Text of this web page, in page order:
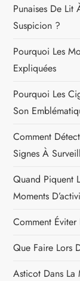
Punaises De Lit
Suspicion ?
Pourquoi Les
Expliquées
Pourquoi Les
Son
Comment
Signes À
Quand Piquent
Moments
Comment
Que Faire Lors
Asticot Dans La